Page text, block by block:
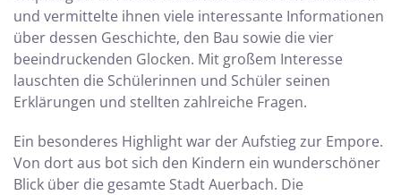
und vermittelte ihnen viele interessante Informationen
über dessen Geschichte, den Bau sowie die vier
beeindruckenden Glocken. Mit großem Interesse
lauschten die Schülerinnen und Schüler seinen
Erklärungen und stellten zahlreiche Fragen.
Ein besonderes Highlight war der Aufstieg zur Empore.
Von dort aus bot sich den Kindern ein wunderschöner
Blick über die gesamte Stadt Auerbach. Die